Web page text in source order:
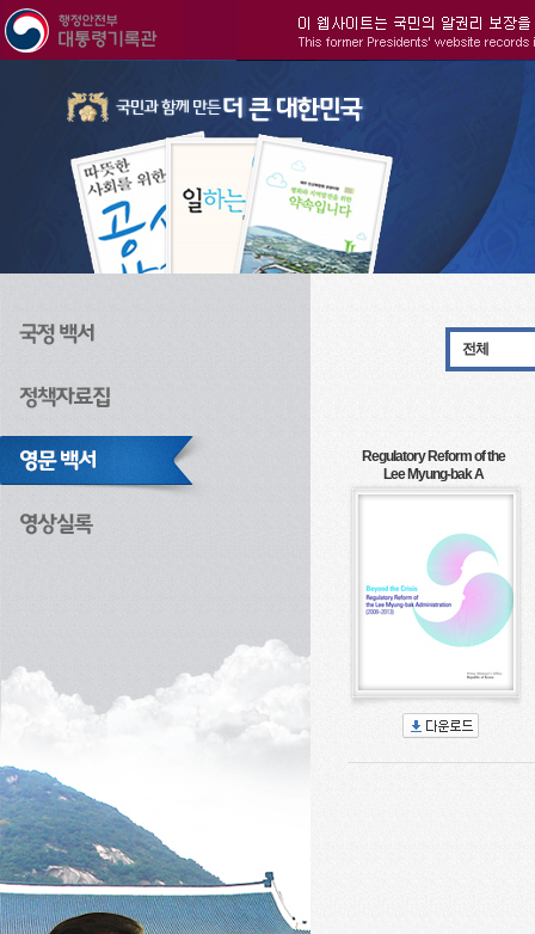
전체
Regulatory Reform of the
Lee Myung-bak A